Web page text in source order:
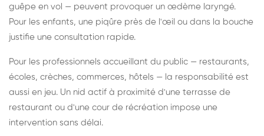
guêpe en vol — peuvent provoquer un œdème laryngé.
Pour les enfants, une piqûre près de l'œil ou dans la bouche
justifie une consultation rapide.
Pour les professionnels accueillant du public — restaurants,
écoles, crèches, commerces, hôtels — la responsabilité est
aussi en jeu. Un nid actif à proximité d'une terrasse de
restaurant ou d'une cour de récréation impose une
intervention sans délai.